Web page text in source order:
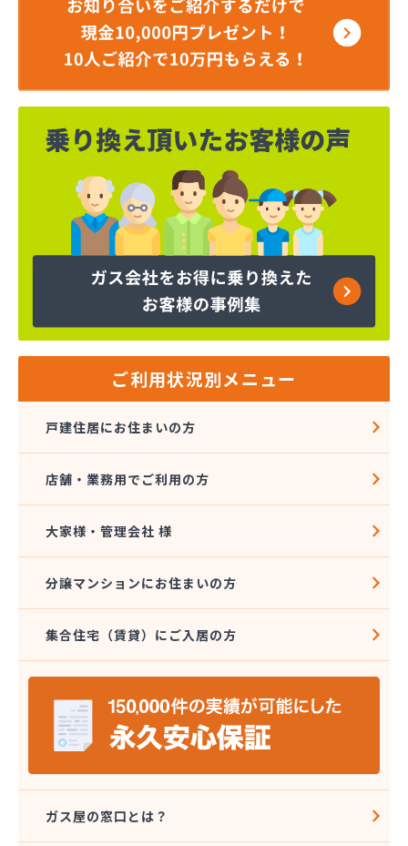
ご利用状況別メニュー
戸建住居にお住まいの方
店舗・業務用でご利用の方
大家様・管理会社 様
分譲マンションにお住まいの方
集合住宅（賃貸）にご入居の方
ガス屋の窓口とは？